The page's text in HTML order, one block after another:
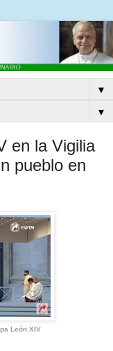
▼
▼
en la Vigilia
pueblo en
León XIV